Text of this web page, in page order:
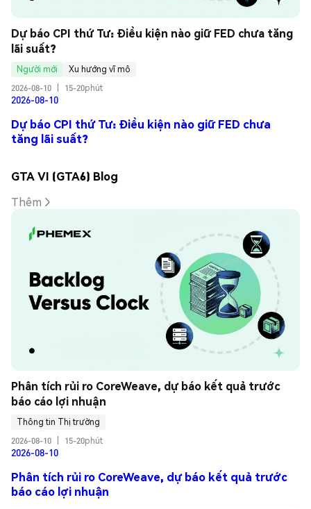
Dự báo CPI thứ Tư: Điều kiện nào giữ FED chưa tăng
lãi suất?
Người mới
Xu hướng vĩ mô
2026-08-10
15-20phút
2026-08-10
Dự báo CPI thứ Tư: Điều kiện nào giữ FED chưa
tăng lãi suất?
GTA VI (GTA6) Blog
Thêm
Phân tích rủi ro CoreWeave, dự báo kết quả trước
báo cáo lợi nhuận
Thông tin Thị trường
2026-08-10
15-20phút
2026-08-10
Phân tích rủi ro CoreWeave, dự báo kết quả trước
báo cáo lợi nhuận